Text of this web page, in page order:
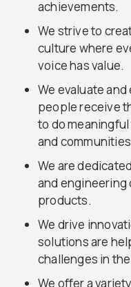
achievements.
We strive to
culture where
voice has value.
We evaluate
people receive
to do
and
We are
and engineering
products.
We drive
solutions are
challenges in
We offer a